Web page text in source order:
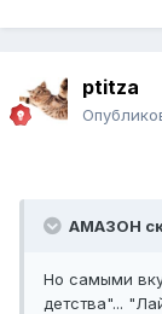
ptitza
AMA3OH
Но самыми
детства"...